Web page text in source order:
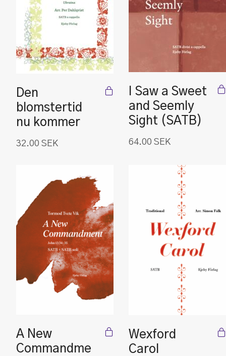
Den
blomstertid
nu kommer
32.00 SEK
I Saw a Sweet
and Seemly
Sight (SATB)
64.00 SEK
A New
Commandme
Wexford
Carol